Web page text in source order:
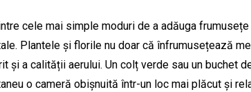
cele mai simple moduri de a adăuga
Plantele și florile nu doar că înfrumusețează
și a calității aerului. Un colț verde sau un buchet
o cameră obișnuită într-un loc mai plăcut și